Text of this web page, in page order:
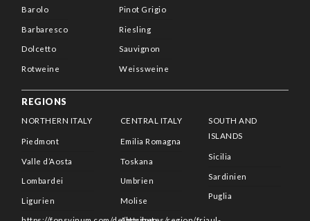
Barolo
Barbaresco
Dolcetto
Rotweine
Pinot Grigio
Riesling
Sauvignon
Weissweine
REGIONS
NORTHERN ITALY
Piedmont
Valle d’Aosta
Lombardei
Ligurien
CENTRAL ITALY
Emilia Romagna
Toskana
Umbrien
Molise
SOUTH AND
ISLANDS
Sicilia
Sardinien
Puglia